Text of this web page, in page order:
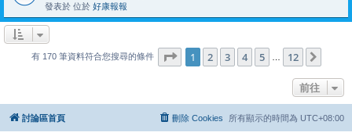
發表於 位於 好康報報
有 170 筆資料符合您搜尋的條件 第 1 頁 (共12 頁)
1 2 3 4 5 12
前往
討論區首頁 所有顯示的時間為 UTC+08:00
刪除 Cookies